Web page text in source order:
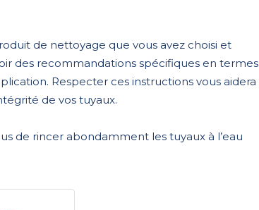
de nettoyage que vous avez choisi et
des recommandations spécifiques en termes
Respecter ces instructions vous aidera
de vos tuyaux.
de rincer abondamment les tuyaux à l’eau